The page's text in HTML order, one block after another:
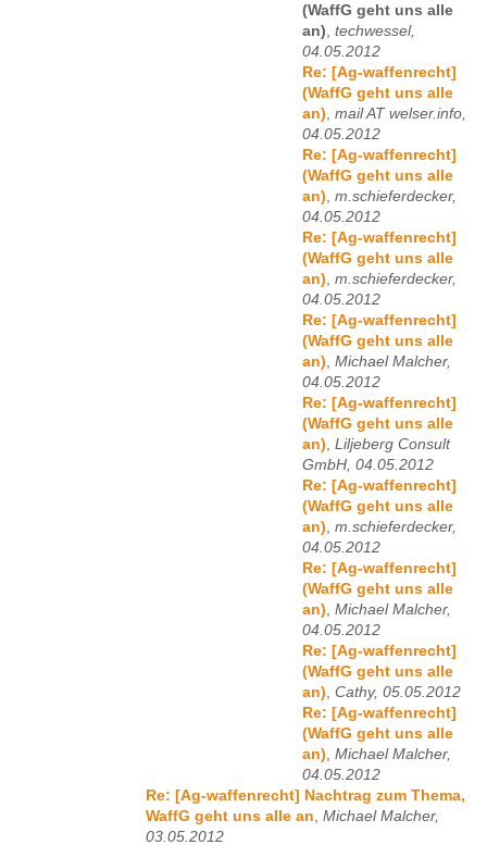
(WaffG geht uns alle
an), techwessel,
04.05.2012
Re: [Ag-waffenrecht]
(WaffG geht uns alle
an), mail AT welser.info,
04.05.2012
Re: [Ag-waffenrecht]
(WaffG geht uns alle
an), m.schieferdecker,
04.05.2012
Re: [Ag-waffenrecht]
(WaffG geht uns alle
an), m.schieferdecker,
04.05.2012
Re: [Ag-waffenrecht]
(WaffG geht uns alle
an), Michael Malcher,
04.05.2012
Re: [Ag-waffenrecht]
(WaffG geht uns alle
an), Liljeberg Consult
GmbH, 04.05.2012
Re: [Ag-waffenrecht]
(WaffG geht uns alle
an), m.schieferdecker,
04.05.2012
Re: [Ag-waffenrecht]
(WaffG geht uns alle
an), Michael Malcher,
04.05.2012
Re: [Ag-waffenrecht]
(WaffG geht uns alle
an), Cathy, 05.05.2012
Re: [Ag-waffenrecht]
(WaffG geht uns alle
an), Michael Malcher,
04.05.2012
Re: [Ag-waffenrecht] Nachtrag zum Thema,
WaffG geht uns alle an, Michael Malcher,
03.05.2012